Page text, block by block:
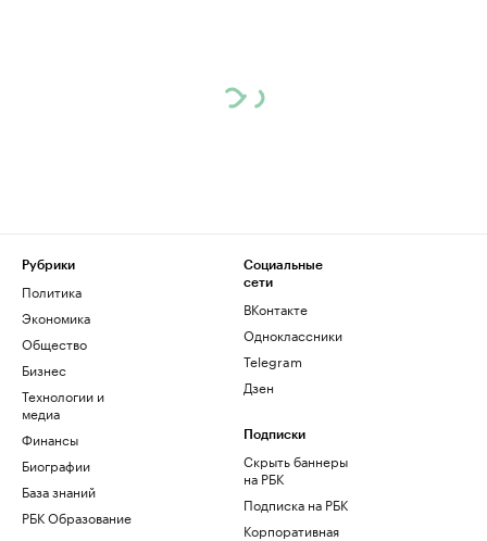
Рубрики
Политика
Экономика
Общество
Бизнес
Технологии и
медиа
Финансы
Биографии
База знаний
РБК Образование
Социальные
сети
ВКонтакте
Одноклассники
Telegram
Дзен
Подписки
Скрыть баннеры
на РБК
Подписка на РБК
Корпоративная